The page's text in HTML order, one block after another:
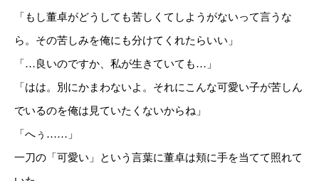
「もし董卓がどうしても苦しくてしようがないって言うな
ら。その苦しみを俺にも分けてくれたらいい」
「…良いのですか、私が生きていても…」
「はは。別にかまわないよ。それにこんな可愛い子が苦しん
でいるのを俺は見ていたくないからね」
「へぅ……」
一刀の「可愛い」という言葉に董卓は頬に手を当てて照れて